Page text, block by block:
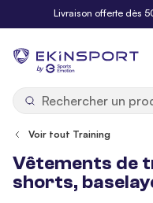
Allez au contenuLivraison offerte dès
by
Voir tout Training
Vêtements de
shorts,